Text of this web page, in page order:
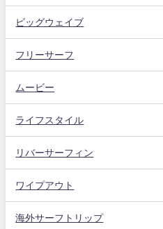
ビッグウェイブ
フリーサーフ
ムービー
ライフスタイル
リバーサーフィン
ワイプアウト
海外サーフトリップ